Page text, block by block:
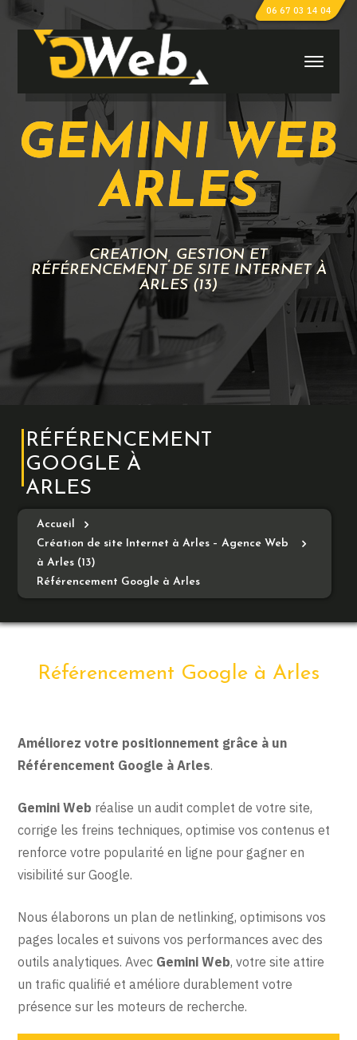
06 67 03 14 04
GEMINI WEB
ARLES
CRÉATION, GESTION ET
RÉFÉRENCEMENT DE SITE INTERNET À
ARLES (13)
RÉFÉRENCEMENT
GOOGLE À
ARLES
Accueil
Création de site Internet à Arles – Agence Web
à Arles (13)
Référencement Google à Arles
Référencement Google à Arles
Améliorez votre positionnement grâce à un
Référencement Google à Arles.
Gemini Web réalise un audit complet de votre site,
corrige les freins techniques, optimise vos contenus et
renforce votre popularité en ligne pour gagner en
visibilité sur Google.
Nous élaborons un plan de netlinking, optimisons vos
pages locales et suivons vos performances avec des
outils analytiques. Avec Gemini Web, votre site attire
un trafic qualifié et améliore durablement votre
présence sur les moteurs de recherche.